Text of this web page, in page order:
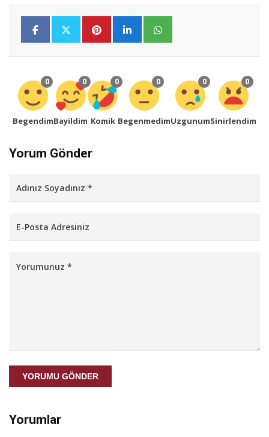
0
Begendim
0
Bayildim
0
Komik
0
Begenmedim
0
Uzgunum
0
Sinirlendim
Yorum Gönder
YORUMU GÖNDER
Yorumlar